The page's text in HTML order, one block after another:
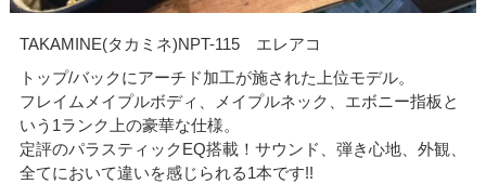
TAKAMINE(タカミネ)NPT-115 エレアコ
トップ/バックにアーチド加工が施された上位モデル。
フレイムメイプルボディ、メイプルネック、エボニー指板と
いう1ランク上の豪華な仕様。
定評のパラスティックEQ搭載！サウンド、弾き心地、外観、
全てにおいて違いを感じられる1本です!!